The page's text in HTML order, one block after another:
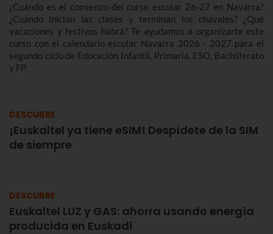
¿Cuándo es el comienzo del curso escolar 26-27 en Navarra?
¿Cuándo inician las clases y terminan los chavales? ¿Qué
vacaciones y festivos habrá? Te ayudamos a organizarte este
curso con el calendario escolar Navarra 2026 - 2027 para el
segundo ciclo de Educación Infantil, Primaria, ESO, Bachillerato
y FP.
DESCUBRE
¡Euskaltel ya tiene eSIM! Despídete de la SIM
de siempre
DESCUBRE
Euskaltel LUZ y GAS: ahorra usando energía
producida en Euskadi